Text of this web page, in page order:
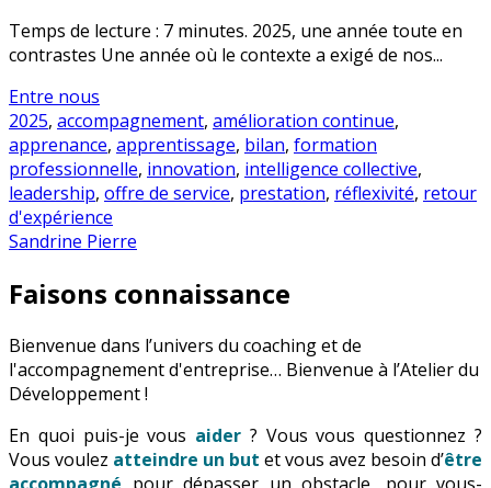
Temps de lecture : 7 minutes. 2025, une année toute en
contrastes Une année où le contexte a exigé de nos...
Entre nous
2025, accompagnement, amélioration continue,
apprenance, apprentissage, bilan, formation
professionnelle, innovation, intelligence collective,
leadership, offre de service, prestation, réflexivité, retour
d'expérience
Sandrine Pierre
Faisons connaissance
Bienvenue dans l’univers du coaching et de
l'accompagnement d'entreprise… Bienvenue à l’Atelier du
Développement !
En quoi puis-je vous aider ? Vous vous questionnez ?
Vous voulez atteindre un but et vous avez besoin d’être